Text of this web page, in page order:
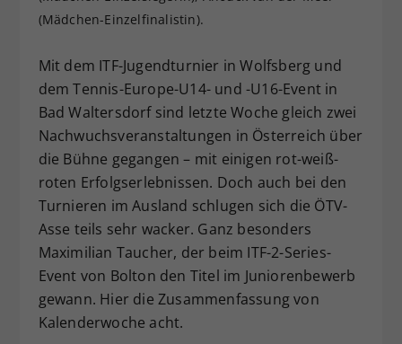
(Mädchen-Einzelfinalistin).
Mit dem ITF-Jugendturnier in Wolfsberg und
dem Tennis-Europe-U14- und -U16-Event in
Bad Waltersdorf sind letzte Woche gleich zwei
Nachwuchsveranstaltungen in Österreich über
die Bühne gegangen – mit einigen rot-weiß-
roten Erfolgserlebnissen. Doch auch bei den
Turnieren im Ausland schlugen sich die ÖTV-
Asse teils sehr wacker. Ganz besonders
Maximilian Taucher, der beim ITF-2-Series-
Event von Bolton den Titel im Juniorenbewerb
gewann. Hier die Zusammenfassung von
Kalenderwoche acht.
Zweck
Dieser Wert speichert Ihre Consent-
zufällig generierte ID, für die
historische Speicherung Ihrer
vorgenommen Einstellungen, falls der
Webseiten-Betreiber dies eingestellt
hat.